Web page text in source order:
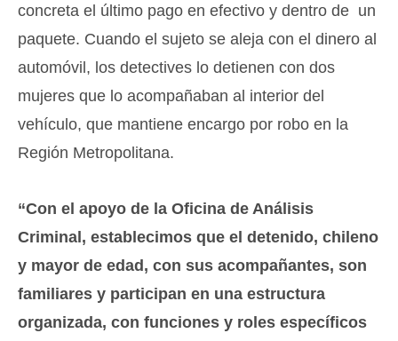
concreta el último pago en efectivo y dentro de un
paquete. Cuando el sujeto se aleja con el dinero al
automóvil, los detectives lo detienen con dos
mujeres que lo acompañaban al interior del
vehículo, que mantiene encargo por robo en la
Región Metropolitana.
“Con el apoyo de la Oficina de Análisis
Criminal, establecimos que el detenido, chileno
y mayor de edad, con sus acompañantes, son
familiares y participan en una estructura
organizada, con funciones y roles específicos